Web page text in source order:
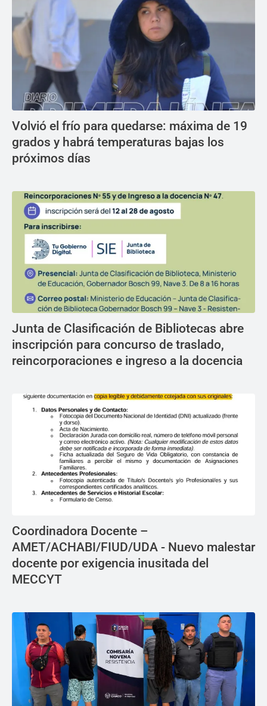
Volvió el frío para quedarse: máxima de 19
grados y habrá temperaturas bajas los
próximos días
Junta de Clasificación de Bibliotecas abre
inscripción para concurso de traslado,
reincorporaciones e ingreso a la docencia
Coordinadora Docente –
AMET/ACHABI/FIUD/UDA - Nuevo malestar
docente por exigencia inusitada del
MECCYT